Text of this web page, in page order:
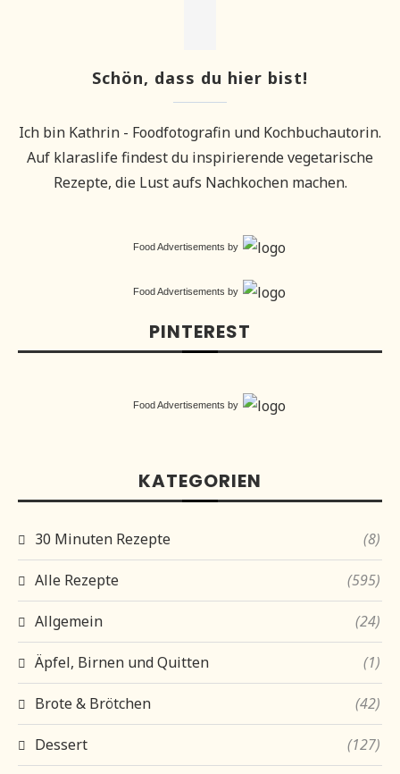
Schön, dass du hier bist!
Ich bin Kathrin - Foodfotografin und Kochbuchautorin.
Auf klaraslife findest du inspirierende vegetarische
Rezepte, die Lust aufs Nachkochen machen.
Food Advertisements by
Food Advertisements by
PINTEREST
Food Advertisements by
KATEGORIEN
30 Minuten Rezepte (8)
Alle Rezepte (595)
Allgemein (24)
Äpfel, Birnen und Quitten (1)
Brote & Brötchen (42)
Dessert (127)